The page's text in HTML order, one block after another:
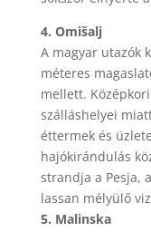
4. Omišalj
A magyar utazók
méteres
mellett.
szálláshelyei
éttermek és
hajókirándulás
strandja a Pesja,
lassan mélyülő
5. Malinska